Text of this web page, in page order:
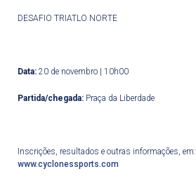
DESAFIO TRIATLO NORTE
Data: 20 de novembro | 10h00
Partida/chegada: Praça da Liberdade
Inscrições, resultados e outras informações, em:
www.cyclonessports.com